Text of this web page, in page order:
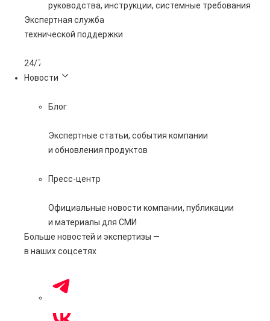
руководства, инструкции, системные требования
Экспертная служба
технической поддержки
365 дней
Новости
Блог
Экспертные статьи, события компании
и обновления продуктов
Пресс-центр
Официальные новости компании, публикации
и материалы для СМИ
Больше новостей и экспертизы —
в наших соцсетях